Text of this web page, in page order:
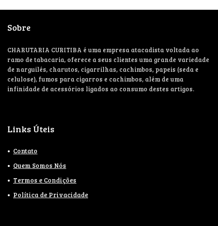
Sobre
CHARUTARIA CURITIBA é uma empresa atacadista voltada ao
ramo de tabacaria, oferece a seus clientes uma grande variedade
de narguilés, charutos, cigarrilhas, cachimbos, papeis (seda e
celulose), fumos para cigarros e cachimbos, além de uma
infinidade de acessórios ligados ao consumo destes artigos.
Links Úteis
Contato
Quem Somos Nós
Termos e Condições
Política de Privacidade